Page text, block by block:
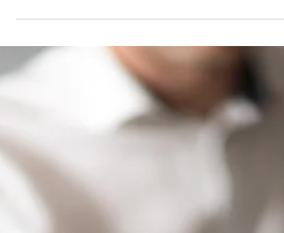
Dubaju – ile można
zarobić w ZEA?
Dubaj coraz częściej przyciąga uwagę
międzynarodowych pracowników,
atrakcyjne wynagrodzenia i korzyści
finansowe. Wynagrodzenia...